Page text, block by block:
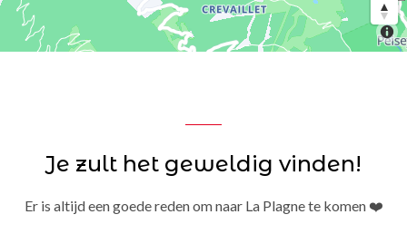
Je zult het geweldig vinden!
Er is altijd een goede reden om naar La Plagne te komen ❤️